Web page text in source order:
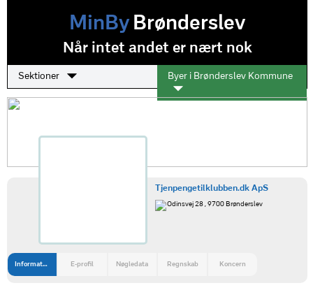
MinByBrønderslev
Når intet andet er nært nok
Sektioner Byer i Brønderslev Kommune
Tjenpengetilklubben.dk ApS
Odinsvej 28 , 9700 Brønderslev
Information E-profil Nøgledata Regnskab Koncern